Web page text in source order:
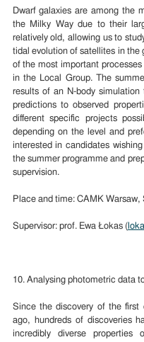
Dwarf galaxies are among the
the Milky Way due to their
relatively old, allowing us to
tidal evolution of satellites in the
of the most important
in the Local Group. The
results of an N-body
predictions to observed
different specific projects
depending on the level and
interested in candidates
the summer programme and
supervision.
Place and time: CAMK Warsaw,
Supervisor: prof. Ewa Łokas (
10. Analysing photometric data
Since the discovery of the first
ago, hundreds of discoveries
incredibly diverse properties